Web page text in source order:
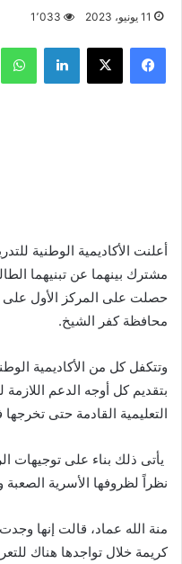
11 يونيو، 2023 1٬033
فيسبوك X لينكدإن
أعلنت الأكاديمية الوطنية
مشترك بينهما عن تبنيهما
حصلت على المركز الأول على
محافظة كفر الشيخ.
وتتكفل كل من الأكاديمية
بتقديم كل أوجه الدعم
التعليمية القادمة حتى
يأتى ذلك بناء على توجيهات
نظراً لظروفها الأسرية الصعبة
منة الله عماد، قالت إنها
كريمة خلال تواجدها هناك